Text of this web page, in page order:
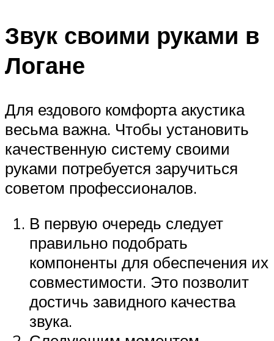
Звук своими руками в
Логане
Для ездового комфорта акустика
весьма важна. Чтобы установить
качественную систему своими
руками потребуется заручиться
советом профессионалов.
В первую очередь следует
правильно подобрать
компоненты для обеспечения их
совместимости. Это позволит
достичь завидного качества
звука.